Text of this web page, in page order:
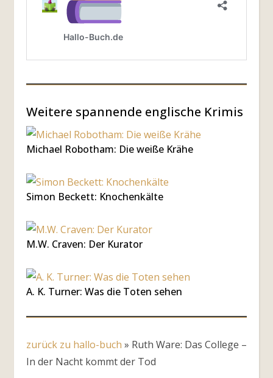
Weitere spannende englische Krimis
Michael Robotham: Die weiße Krähe
Simon Beckett: Knochenkälte
M.W. Craven: Der Kurator
A. K. Turner: Was die Toten sehen
zurück zu hallo-buch » Ruth Ware: Das College –
In der Nacht kommt der Tod